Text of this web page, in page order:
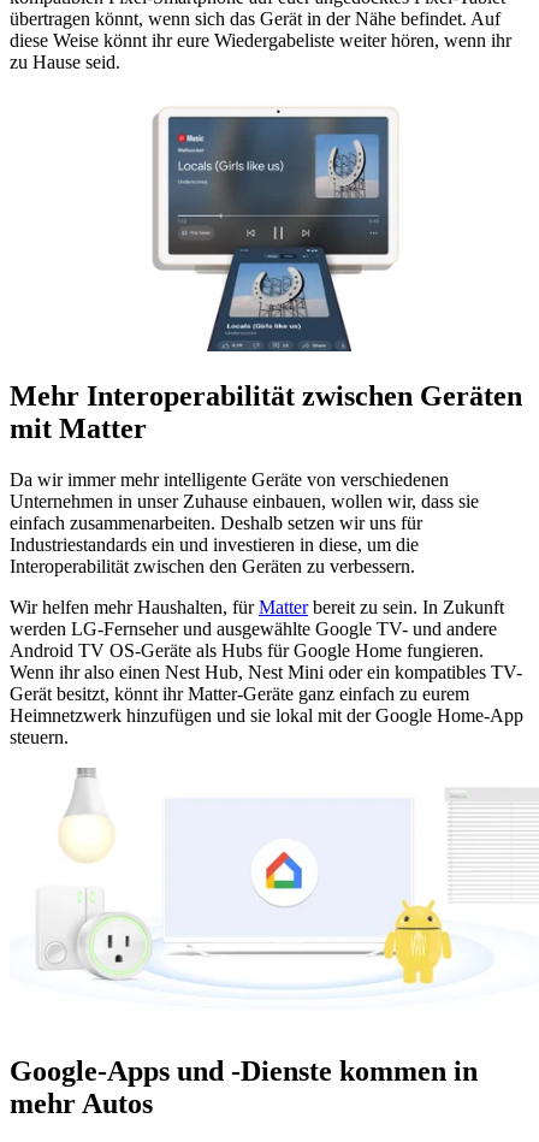
übertragen könnt, wenn sich das Gerät in der Nähe befindet. Auf
diese Weise könnt ihr eure Wiedergabeliste weiter hören, wenn ihr
zu Hause seid.
Mehr Interoperabilität zwischen Geräten
mit Matter
Da wir immer mehr intelligente Geräte von verschiedenen
Unternehmen in unser Zuhause einbauen, wollen wir, dass sie
einfach zusammenarbeiten. Deshalb setzen wir uns für
Industriestandards ein und investieren in diese, um die
Interoperabilität zwischen den Geräten zu verbessern.
Wir helfen mehr Haushalten, fürMatterbereit zu sein. In Zukunft
werden LG-Fernseher und ausgewählte Google TV- und andere
Android TV OS-Geräte als Hubs für Google Home fungieren.
Wenn ihr also einen Nest Hub, Nest Mini oder ein kompatibles TV-
Gerät besitzt, könnt ihr Matter-Geräte ganz einfach zu eurem
Heimnetzwerk hinzufügen und sie lokal mit der Google Home-App
steuern.
Google-Apps und -Dienste kommen in
mehr Autos